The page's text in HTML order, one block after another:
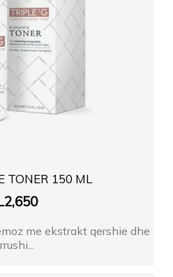
TONER 150 ML
2,650
me ekstrakt qershie dhe
rrushi...